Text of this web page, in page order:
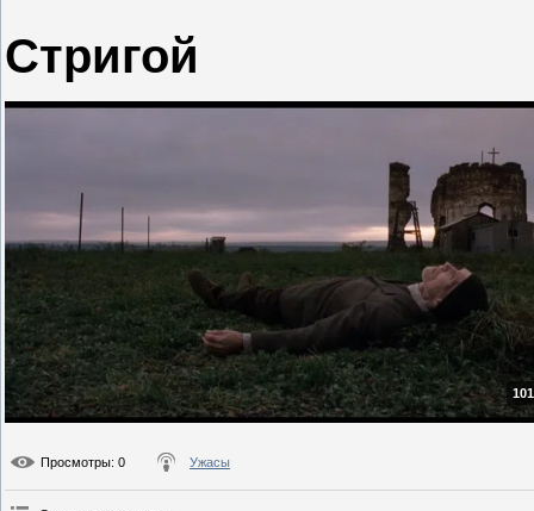
Стригой
Просмотры: 0 Ужасы